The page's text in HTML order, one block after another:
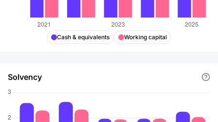
Cash & equivalents Working capital
Solvency